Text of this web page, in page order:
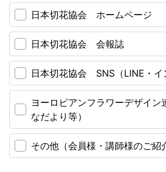
日本切花協会 ホームページ
日本切花協会 会報誌
日本切花協会 SNS（LINE・イ
ヨーロピアンフラワーデザイ
なだより等）
その他（会員様・講師様のご紹